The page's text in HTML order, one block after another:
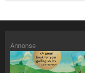
Annonse